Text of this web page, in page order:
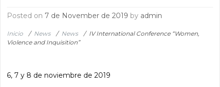
Posted on 7 de November de 2019 by admin
Inicio / News / News / IV International Conference “Women,
Violence and Inquisition”
6, 7 y 8 de noviembre de 2019